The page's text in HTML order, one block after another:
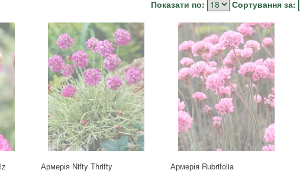
Показати по: Сортування за:
Армерія Nifty Thrifty Армерія Rubrifolia